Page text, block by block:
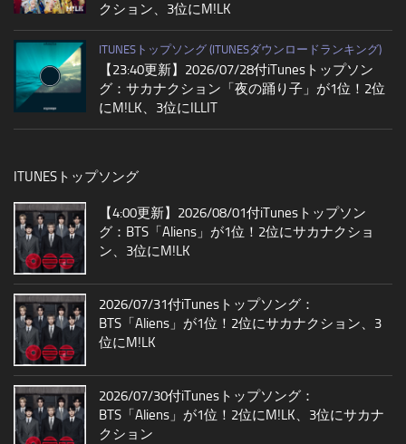
クション、3位にM!LK
ITUNESトップソング (ITUNESダウンロードランキング)
【23:40更新】2026/07/28付iTunesトップソン
グ：サカナクション「夜の踊り子」が1位！2位
にM!LK、3位にILLIT
ITUNESトップソング
【4:00更新】2026/08/01付iTunesトップソン
グ：BTS「Aliens」が1位！2位にサカナクショ
ン、3位にM!LK
2026/07/31付iTunesトップソング：
BTS「Aliens」が1位！2位にサカナクション、3
位にM!LK
2026/07/30付iTunesトップソング：
BTS「Aliens」が1位！2位にM!LK、3位にサカナ
クション